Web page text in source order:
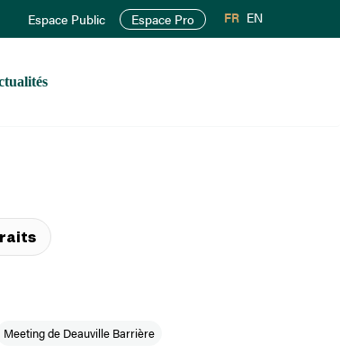
Espace Public Espace Pro FR EN
Meeting de Deauville Barrière